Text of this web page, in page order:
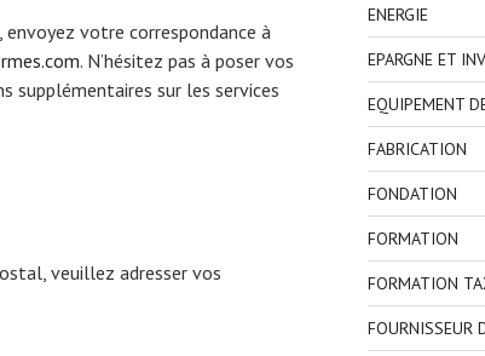
votre correspondance à
. N’hésitez pas à poser vos
supplémentaires sur les services
veuillez adresser vos
ENERGIE
EPARGNE ET
EQUIPEMENT
FABRICATION
FONDATION
FORMATION
FORMATION
FOURNISSEUR